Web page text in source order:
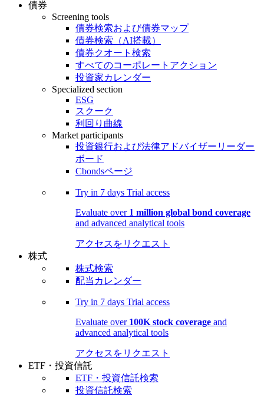
債券
Screening tools
債券検索および債券マップ
債券検索（AI搭載）
債券クオート検索
すべてのコーポレートアクション
投資家カレンダー
Specialized section
ESG
スクーク
利回り曲線
Market participants
投資銀行および法律アドバイザーリーダー
ボード
Cbondsページ
Try in 7 days Trial access
Evaluate over 1 million global bond coverage
and advanced analytical tools
アクセスをリクエスト
株式
株式検索
配当カレンダー
Try in 7 days Trial access
Evaluate over 100K stock coverage and
advanced analytical tools
アクセスをリクエスト
ETF・投資信託
ETF・投資信託検索
投資信託検索